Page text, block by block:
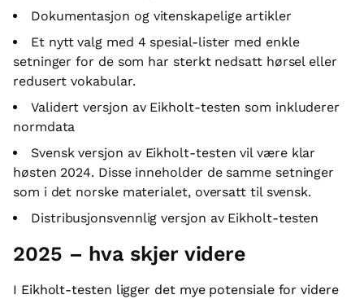
Dokumentasjon og vitenskapelige artikler
Et nytt valg med 4 spesial-lister med enkle
setninger for de som har sterkt nedsatt hørsel eller
redusert vokabular.
Validert versjon av Eikholt-testen som inkluderer
normdata
Svensk versjon av Eikholt-testen vil være klar
høsten 2024. Disse inneholder de samme setninger
som i det norske materialet, oversatt til svensk.
Distribusjonsvennlig versjon av Eikholt-testen
2025 – hva skjer videre
I Eikholt-testen ligger det mye potensiale for videre